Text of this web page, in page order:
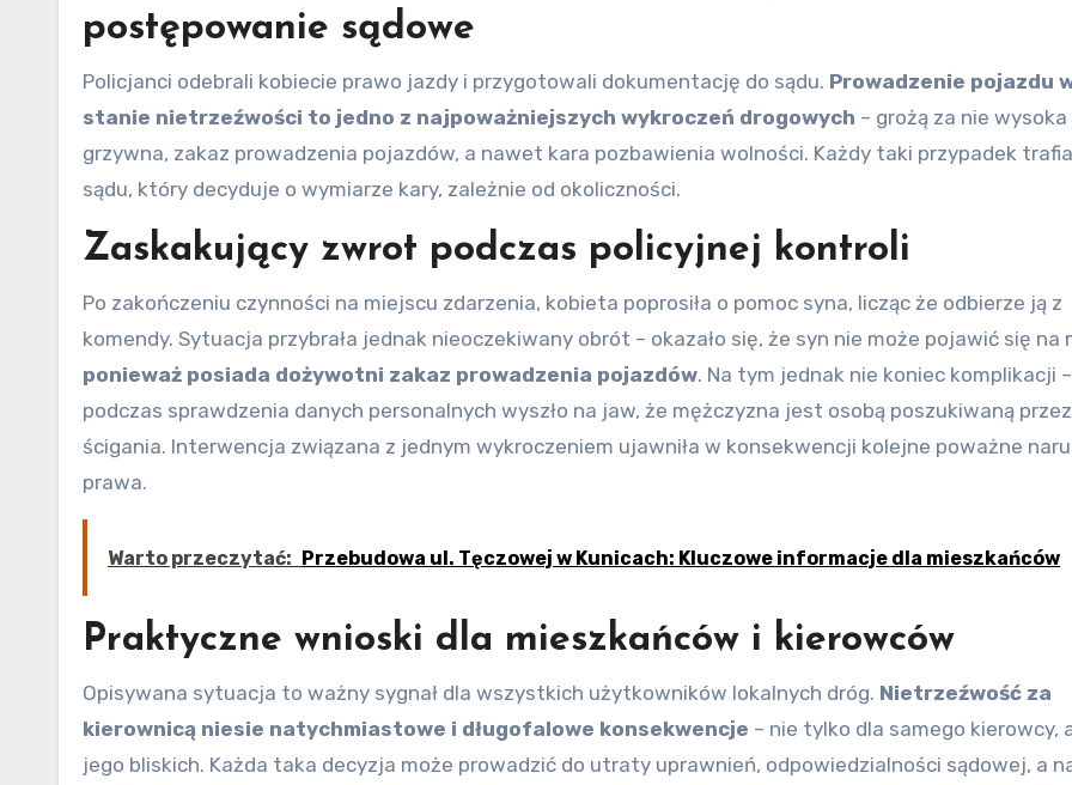
postępowanie sądowe
Policjanci odebrali kobiecie prawo jazdy i przygotowali dokumentację do sądu. Prowadzenie pojazdu
stanie nietrzeźwości to jedno z najpoważniejszych wykroczeń drogowych – grożą za nie wysoka
grzywna, zakaz prowadzenia pojazdów, a nawet kara pozbawienia wolności. Każdy taki przypadek
sądu, który decyduje o wymiarze kary, zależnie od okoliczności.
Zaskakujący zwrot podczas policyjnej kontroli
Po zakończeniu czynności na miejscu zdarzenia, kobieta poprosiła o pomoc syna, licząc że odbierze ją z
komendy. Sytuacja przybrała jednak nieoczekiwany obrót – okazało się, że syn nie może pojawić się na
ponieważ posiada dożywotni zakaz prowadzenia pojazdów. Na tym jednak nie koniec komplikacji –
podczas sprawdzenia danych personalnych wyszło na jaw, że mężczyzna jest osobą poszukiwaną
ścigania. Interwencja związana z jednym wykroczeniem ujawniła w konsekwencji kolejne poważne
prawa.
Warto przeczytać: Przebudowa ul. Tęczowej w Kunicach: Kluczowe informacje dla mieszkańców
Praktyczne wnioski dla mieszkańców i kierowców
Opisywana sytuacja to ważny sygnał dla wszystkich użytkowników lokalnych dróg. Nietrzeźwość za
kierownicą niesie natychmiastowe i długofalowe konsekwencje – nie tylko dla samego kierowcy,
jego bliskich. Każda taka decyzja może prowadzić do utraty uprawnień, odpowiedzialności sądowej, a